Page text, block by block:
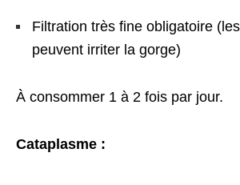
Filtration très fine obligatoire
peuvent irriter la gorge)
À consommer 1 à 2 fois par jour.
Cataplasme :